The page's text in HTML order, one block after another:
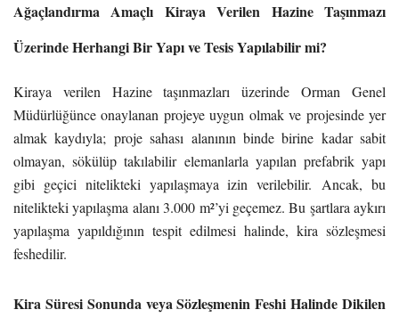
Ağaçlandırma Amaçlı Kiraya Verilen Hazine Taşınmazı
Üzerinde Herhangi Bir Yapı ve Tesis Yapılabilir mi?
Kiraya verilen Hazine taşınmazları üzerinde Orman Genel
Müdürlüğünce onaylanan projeye uygun olmak ve projesinde yer
almak kaydıyla; proje sahası alanının binde birine kadar sabit
olmayan, sökülüp takılabilir elemanlarla yapılan prefabrik yapı
gibi geçici nitelikteki yapılaşmaya izin verilebilir. Ancak, bu
nitelikteki yapılaşma alanı 3.000 m²’yi geçemez. Bu şartlara aykırı
yapılaşma yapıldığının tespit edilmesi halinde, kira sözleşmesi
feshedilir.
Kira Süresi Sonunda veya Sözleşmenin Feshi Halinde Dikilen